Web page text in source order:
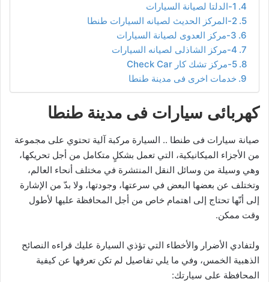
1-الدلتا لصيانة السيارات
2-المركز الحديث لصيانه السيارات طنطا
3-مركز العدوى لصيانة السيارات
4-مركز الشاذلى لصيانه السيارات
5-مركز تشك كار Check Car
خدمات اخرى فى مدينة طنطا
كهربائى سيارات فى مدينة طنطا
صيانة سيارات فى طنطا .. السيارة مركبة آلية تحتوي على مجموعة
من الأجزاء الميكانيكية، التي تعمل بشكلٍ متكامل من أجل تحريكها،
وهي وسيلة من وسائل النقل المنتشرة في مختلف أنحاء العالم،
وتختلف عن بعضها البعض في سرعتها، وجودتها، ولا بدّ من الإشارة
إلى أنّها تحتاج إلى اهتمام خاص من أجل المحافظة عليها لأطول
وقت ممكن.
ولتفادي الأضرار والأخطاء التي تؤذي السيارة عليك قراءه النصائح
الذهبية الخمس، وفي ما يلي تفاصيل لم تكن تعرفها عن كيفية
المحافظة على سيارتك: